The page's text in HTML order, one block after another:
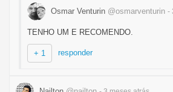
Osmar Venturin @osmarventurin -
TENHO UM E RECOMENDO.
+ 1 responder